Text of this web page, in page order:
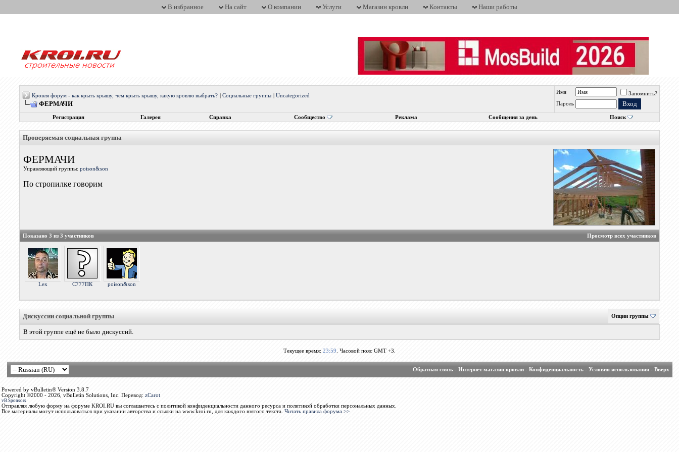
В избранное На сайт О компании Услуги Магазин кровли Контакты Наши работы
Кровля форум - как крыть крышу, чем крыть крышу, какую кровлю выбрать? |Социальные группы |Uncategorized
ФЕРМАЧИ
Имя
Запомнить?
Пароль
Регистрация Галерея Справка Сообщество Реклама Сообщения за день Поиск
Проверяемая социальная группа
ФЕРМАЧИ
Управляющий группы:poison&son
По стропилке говорим
Просмотр всех участников
Показано 3 из 3 участников
Lex С777ПК poison&son
Дискуссии социальной группы Опции группы
В этой группе ещё не было дискуссий.
Текущее время: 23:59 . Часовой пояс GMT +3.
Обратная связь- Интернет магазин кровли- Конфиденциальность- Условия использования- Вверх
Powered by vBulletin® Version 3.8.7
Copyright ©2000 - 2026, vBulletin Solutions, Inc. Перевод: zCarot
vB.Sponsors
Отправляя любую форму на форуме KROI.RU вы соглашаетесь с политикой конфиденциальности данного ресурса и политикой обработки персональных данных.
Все материалы могут использоваться при указании авторства и ссылки на www.kroi.ru, для каждого взятого текста. Читать правила форума >>